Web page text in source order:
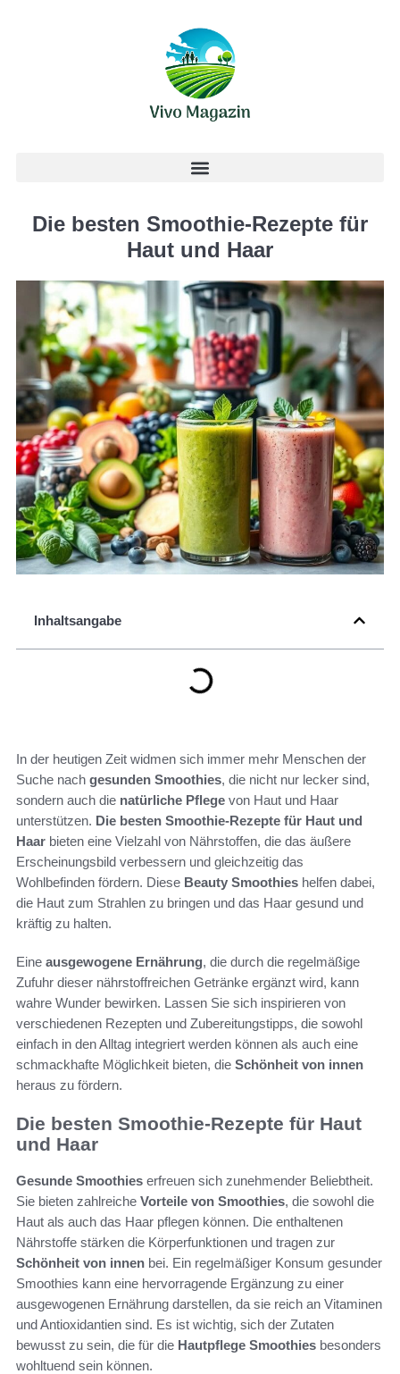
Die besten Smoothie-Rezepte für
Haut und Haar
Inhaltsangabe
In der heutigen Zeit widmen sich immer mehr Menschen der
Suche nach gesunden Smoothies, die nicht nur lecker sind,
sondern auch die natürliche Pflege von Haut und Haar
unterstützen. Die besten Smoothie-Rezepte für Haut und
Haar bieten eine Vielzahl von Nährstoffen, die das äußere
Erscheinungsbild verbessern und gleichzeitig das
Wohlbefinden fördern. Diese Beauty Smoothies helfen dabei,
die Haut zum Strahlen zu bringen und das Haar gesund und
kräftig zu halten.
Eine ausgewogene Ernährung, die durch die regelmäßige
Zufuhr dieser nährstoffreichen Getränke ergänzt wird, kann
wahre Wunder bewirken. Lassen Sie sich inspirieren von
verschiedenen Rezepten und Zubereitungstipps, die sowohl
einfach in den Alltag integriert werden können als auch eine
schmackhafte Möglichkeit bieten, die Schönheit von innen
heraus zu fördern.
Die besten Smoothie-Rezepte für Haut
und Haar
Gesunde Smoothies erfreuen sich zunehmender Beliebtheit.
Sie bieten zahlreiche Vorteile von Smoothies, die sowohl die
Haut als auch das Haar pflegen können. Die enthaltenen
Nährstoffe stärken die Körperfunktionen und tragen zur
Schönheit von innen bei. Ein regelmäßiger Konsum gesunder
Smoothies kann eine hervorragende Ergänzung zu einer
ausgewogenen Ernährung darstellen, da sie reich an Vitaminen
und Antioxidantien sind. Es ist wichtig, sich der Zutaten
bewusst zu sein, die für die Hautpflege Smoothies besonders
wohltuend sein können.